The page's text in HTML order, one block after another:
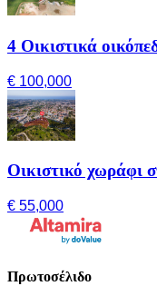
4 Οικιστικά
€ 100,000
Οικιστικό χωράφι
€ 55,000
Πρωτοσέλιδο